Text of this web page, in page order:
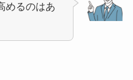
めるのはあ